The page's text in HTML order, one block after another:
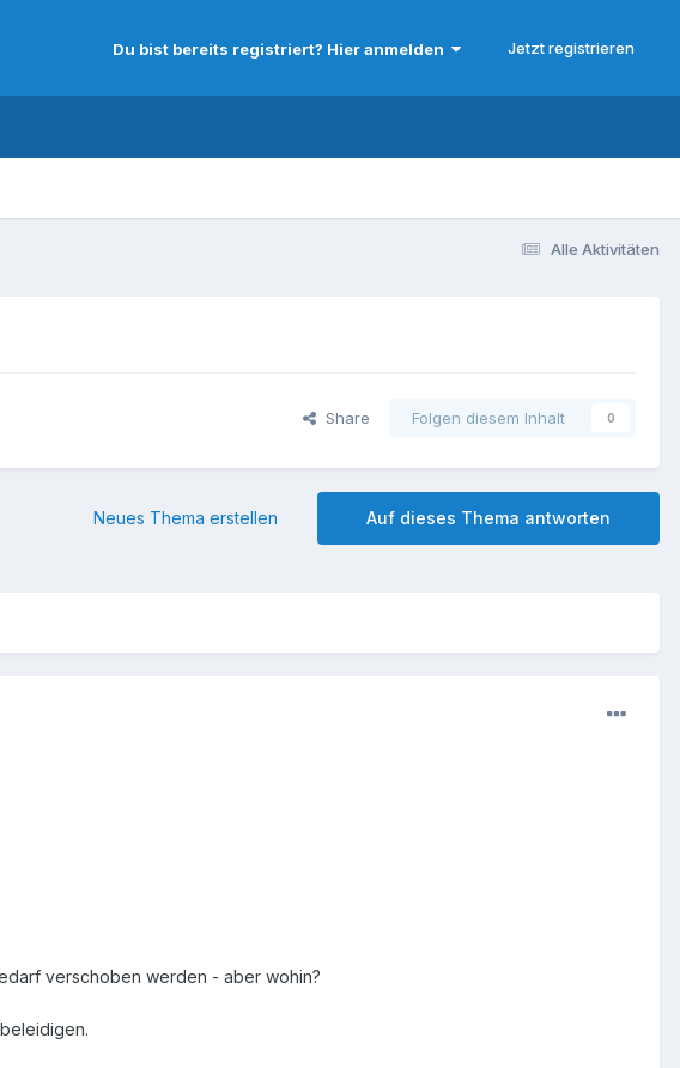
Du bist bereits registriert? Hier anmelden Jetzt registrieren
Alle Aktivitäten
Share Folgen diesem Inhalt 0
Auf dieses Thema antworten
Neues Thema erstellen
verschoben werden - aber wohin?